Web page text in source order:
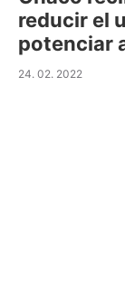
reducir el
potenciar
24. 02. 2022